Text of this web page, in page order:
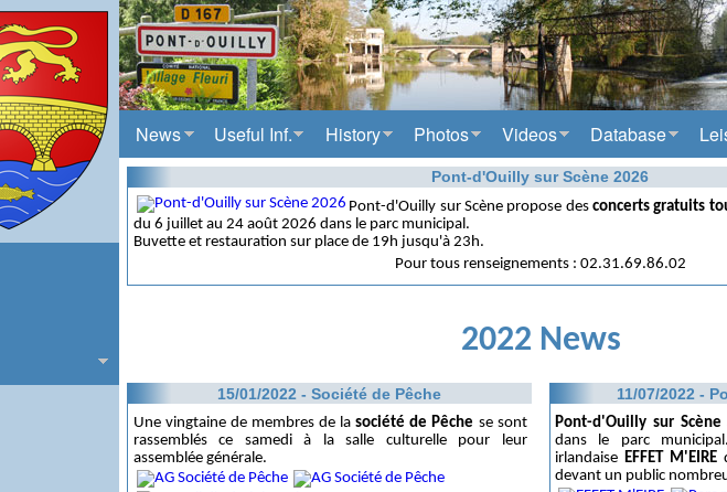
News Useful Inf. History Photos Videos Database
Pont-d'Ouilly sur Scène 2026
Pont-d'Ouilly sur Scène propose desconcerts gratuits
du 6 juillet au 24 août 2026 dans le parc municipal.
Buvette et restauration sur place de 19h jusqu'à 23h.
Pour tous renseignements : 02.31.69.86.02
2022 News
15/01/2022 - Société de Pêche
Une vingtaine de membres de lasociété de Pêche se sont
rassemblés ce samedi à la salle culturelle pour leur
assemblée générale.
11/07/2022 -
Pont-d'Ouilly sur Scène
dans le parc
irlandaise EFFET M'EIRE
devant un public